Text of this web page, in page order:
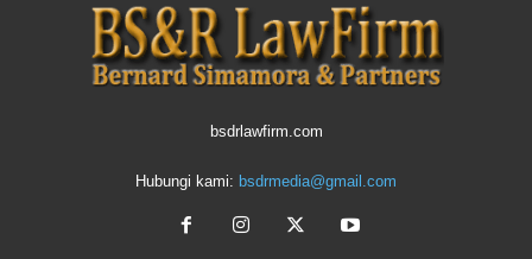
bsdrlawfirm.com
Hubungi kami: bsdrmedia@gmail.com